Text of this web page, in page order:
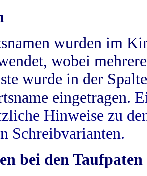
wurden im
wobei
wurde in der
eingetragen.
Hinweise zu
Schreibvarianten.
bei den Taufpaten